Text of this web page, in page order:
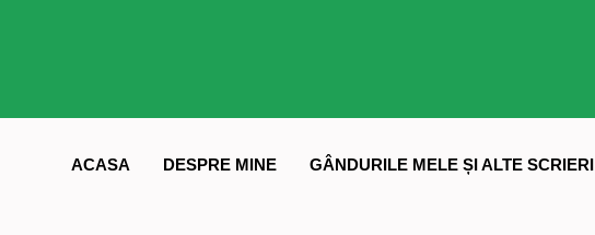
ACASA DESPRE MINE GÂNDURILE MELE ȘI ALTE SCRIERI